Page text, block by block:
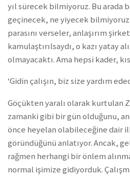
yıl sürecek bilmiyoruz. Bu arada
geçinecek, ne yiyecek bilmiyoruz.
parasını verseler, anlaşırım
kamulaştırılsaydı, o kazı yatay
olmayacaktı. Ama hepsi kader,
‘Gidin çalışın, biz size yardım
Göçükten yaralı olarak kurtulan
zamanki gibi bir gün olduğunu,
önce heyelan olabileceğine dair
göründüğünü anlatıyor. Ancak,
rağmen herhangi bir önlem
normal işimize gidiyorduk.